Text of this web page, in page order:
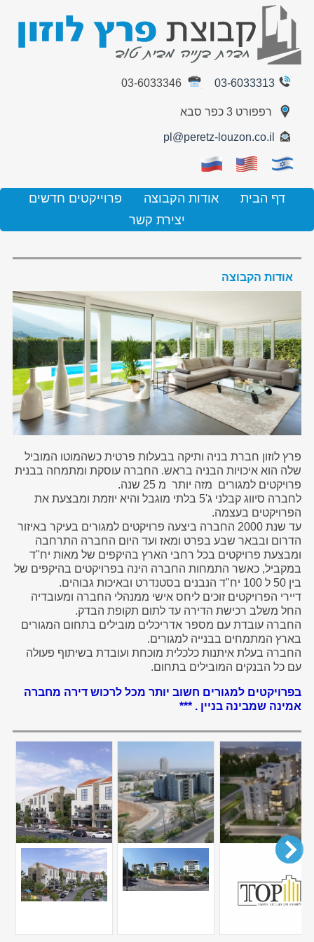
03-6033346 03-6033313
pl@peretz-louzon.co.il
דף הבית אודות הקבוצה
פרוייקטים חדשים
יצירת קשר
אודות הקבוצה
פרץ לוזון חברת בניה ותיקה בבעלות פרטית כשהמוטו המוביל
שלה הוא איכויות הבניה בראש. החברה עוסקת ומתמחה בבנית
פרויקטים למגורים מזה יותר מ 25 שנה.
לחברה סיווג קבלני ג'5 בלתי מוגבל והיא יוזמת ומבצעת את
הפרויקטים בעצמה.
עד שנת 2000 החברה ביצעה פרויקטים למגורים בעיקר באיזור
הדרום ובבאר שבע בפרט ומאז ועד היום החברה התרחבה
ומבצעת פרויקטים בכל רחבי הארץ בהיקפים של מאות יח"ד
במקביל, כאשר התמחות החברה הינה בפרויקטים בהיקפים של
בין 50 ל 100 יח"ד הנבנים בסטנדרט ובאיכות גבוהים.
דיירי הפרויקטים זוכים ליחס אישי ממנהלי החברה ומעובדיה
החל משלב רכישת הדירה עד לתום תקופת הבדק.
החברה עובדת עם מספר אדריכלים מובילים בתחום המגורים
בארץ המתמחים בבנייה למגורים.
החברה בעלת איתנות כלכלית מוכחת ועובדת בשיתוף פעולה
עם כל הבנקים המובילים בתחום.
בפרויקטים למגורים חשוב יותר מכל לרכוש דירה מחברה
אמינה שמבינה בניין . ***